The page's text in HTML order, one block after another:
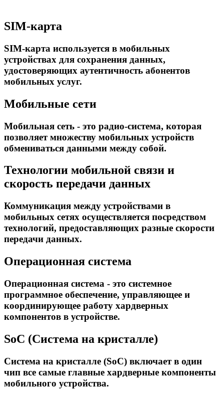
SIM-карта
SIM-карта используется в мобильных
устройствах для сохранения данных,
удостоверяющих аутентичность абонентов
мобильных услуг.
Мобильные сети
Мобильная сеть - это радио-система, которая
позволяет множеству мобильных устройств
обмениваться данными между собой.
Технологии мобильной связи и
скорость передачи данных
Коммуникация между устройствами в
мобильных сетях осуществляется посредством
технологий, предоставляющих разные скорости
передачи данных.
Oперационная система
Операционная система - это системное
программное обеспечение, управляющее и
координирующее работу хардверных
компонентов в устройстве.
SoC (Система на кристалле)
Система на кристалле (SoC) включает в один
чип все самые главные хардверные компоненты
мобильного устройства.